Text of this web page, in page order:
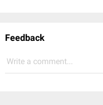
Feedback
Write a comment...